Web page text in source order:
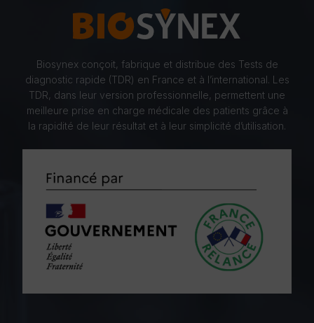
Biosynex conçoit, fabrique et distribue des Tests de
diagnostic rapide (TDR) en France et à l’international. Les
TDR, dans leur version professionnelle, permettent une
meilleure prise en charge médicale des patients grâce à
la rapidité de leur résultat et à leur simplicité d’utilisation.